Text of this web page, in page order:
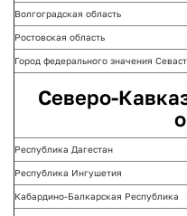
Волгоградская область
Ростовская область
Город федерального значения
Северо-
Республика Дагестан
Республика Ингушетия
Кабардино-Балкарская Республика